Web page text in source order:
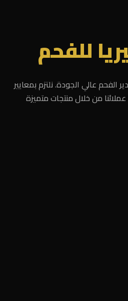
للفحم
الفحم عالي الجودة. نلتزم بمعايير
من خلال منتجات متميزة